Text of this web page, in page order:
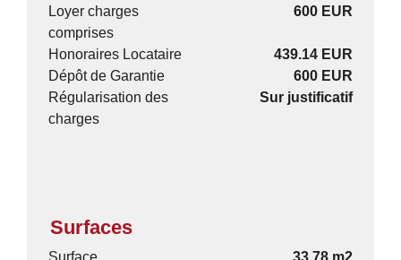
Loyer charges
comprises
600 EUR
Honoraires Locataire
439.14 EUR
Dépôt de Garantie
600 EUR
Régularisation des
charges
Sur justificatif
Surfaces